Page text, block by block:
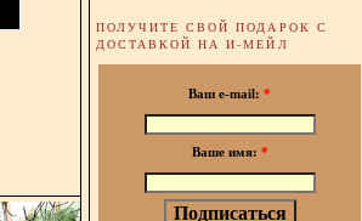
ПОЛУЧИТЕ СВОЙ ПОДАРОК С
ДОСТАВКОЙ НА И-МЕЙЛ
Ваш e-mail: *
Ваше имя: *